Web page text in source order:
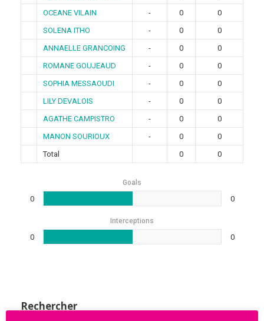
OCEANE VILAIN
- 0
0
SOLENA ITHO
- 0
0
ANNAELLE GRANCOING
- 0
0
ROMANE GOUJEAUD
- 0
0
SOPHIA MESSAOUDI
- 0
0
LILY DEVALOIS
- 0
0
AGATHE CAMPISTRO
- 0
0
MANON SOURIOUX
- 0
0
Total
0 0
Goals
0 0
Interceptions
0 0
Rechercher